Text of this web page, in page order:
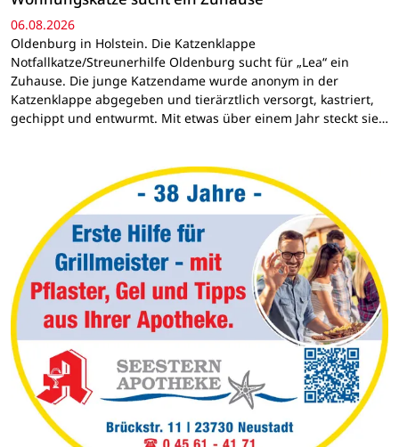
06.08.2026
Oldenburg in Holstein. Die Katzenklappe
Notfallkatze/Streunerhilfe Oldenburg sucht für „Lea“ ein
Zuhause. Die junge Katzendame wurde anonym in der
Katzenklappe abgegeben und tierärztlich versorgt, kastriert,
gechippt und entwurmt. Mit etwas über einem Jahr steckt sie…